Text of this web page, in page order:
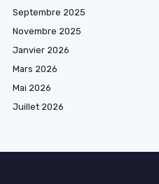
Septembre 2025
Novembre 2025
Janvier 2026
Mars 2026
Mai 2026
Juillet 2026